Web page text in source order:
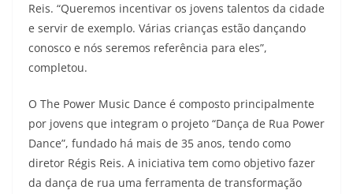
Reis. “Queremos incentivar os jovens talentos da cidade
e servir de exemplo. Várias crianças estão dançando
conosco e nós seremos referência para eles”,
completou.
O The Power Music Dance é composto principalmente
por jovens que integram o projeto “Dança de Rua Power
Dance”, fundado há mais de 35 anos, tendo como
diretor Régis Reis. A iniciativa tem como objetivo fazer
da dança de rua uma ferramenta de transformação